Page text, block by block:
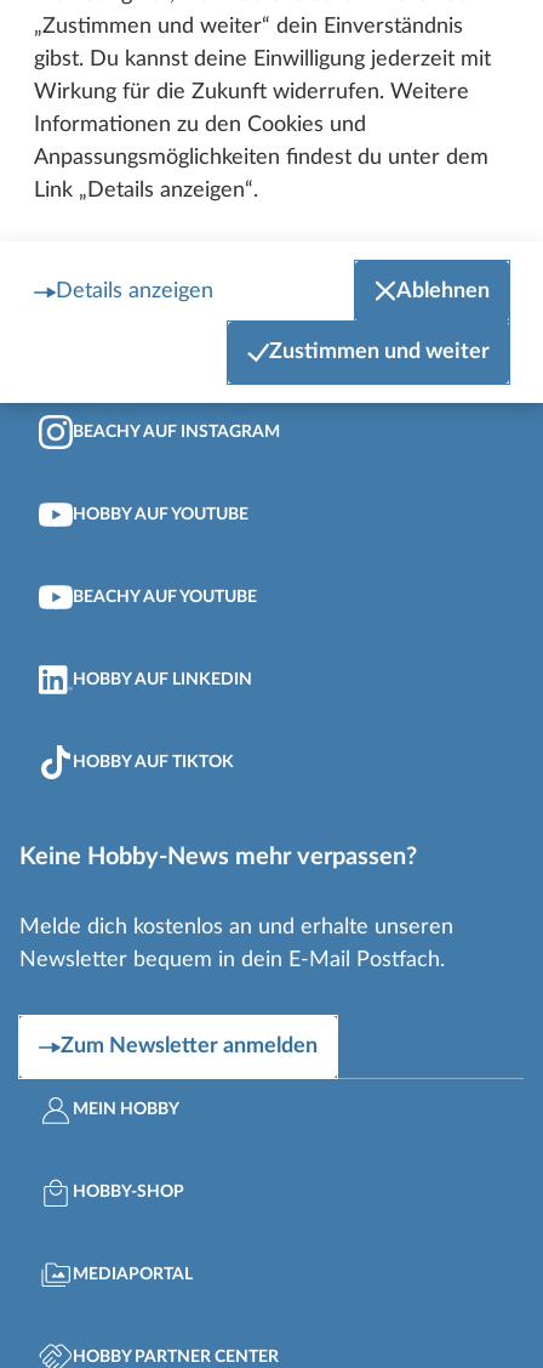
„Zustimmen und weiter“ dein Einverständnis
gibst. Du kannst deine Einwilligung jederzeit mit
Wirkung für die Zukunft widerrufen. Weitere
Informationen zu den Cookies und
Anpassungsmöglichkeiten findest du unter dem
Link „Details anzeigen“.
Details anzeigen Ablehnen
Zustimmen und weiter
Zum Anfang der Seite
HOBBY AUF FACEBOOK
BEACHY AUF FACEBOOK
HOBBY AUSBILDUNG AUF INSTAGRAM
BEACHY AUF INSTAGRAM
HOBBY AUF YOUTUBE
BEACHY AUF YOUTUBE
HOBBY AUF LINKEDIN
HOBBY AUF TIKTOK
Keine Hobby-News mehr verpassen?
Melde dich kostenlos an und erhalte unseren
Newsletter bequem in dein E-Mail Postfach.
Zum Newsletter anmelden
MEIN HOBBY
HOBBY-SHOP
MEDIAPORTAL
HOBBY PARTNER CENTER